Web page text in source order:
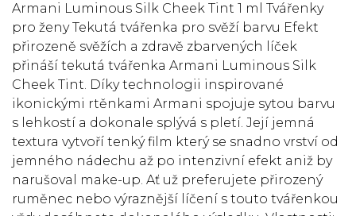
Armani Luminous Silk Cheek Tint 1 ml Tvářenky
pro ženy Tekutá tvářenka pro svěží barvu Efekt
přirozeně svěžích a zdravě zbarvených líček
přináší tekutá tvářenka Armani Luminous Silk
Cheek Tint. Díky technologii inspirované
ikonickými rtěnkami Armani spojuje sytou barvu
s lehkostí a dokonale splývá s pletí. Její jemná
textura vytvoří tenký film který se snadno vrství od
jemného nádechu až po intenzivní efekt aniž by
narušoval make-up. Ať už preferujete přirozený
ruměnec nebo výraznější líčení s touto tvářenkou